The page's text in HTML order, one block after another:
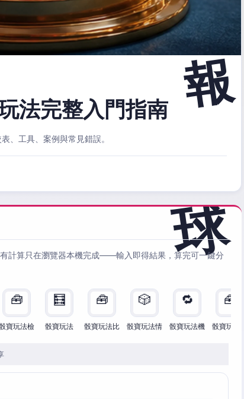
法完整入門指南
、工具、案例與常見錯誤。
計算只在瀏覽器本機完成——輸入即得結果，算完可一鍵分
🧰
寶玩法檢
🧮
骰寶玩法
🧰
骰寶玩法比
🎲
骰寶玩法情
🔁
骰寶玩法機
🧰
骰寶玩法檢